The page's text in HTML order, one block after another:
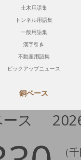
土木用語集
トンネル用語集
一般用語集
漢字引き
不動産用語集
ピックアップニュース
銅ベース
ス
（